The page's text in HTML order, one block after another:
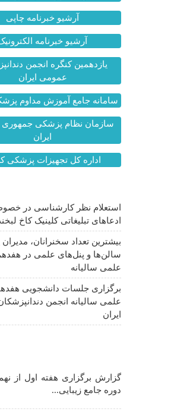
آرشیو خبرنامه چاپی
آرشیو خبرنامه
یازدهمین کنگره انجمن
عمومی ایران
سامانه جامع آموزش مداوم
سازمان نظام پزشکی جمهوری
ایران
اداره کل تجهیزات پزشکی
استعلام نظر کارشناسی در
ادعاهای تبلیغاتی کلینیک کاخ
بیشترین تعداد سخنرانان، مدیران
سالن‌ها و پنل‌های علمی در
علمی سالیانه
برگزاری جلسات دانشجویی
علمی سالیانه انجمن
ایران
گزارش برگزاری هفته اول از
دوره جامع زیبایی...